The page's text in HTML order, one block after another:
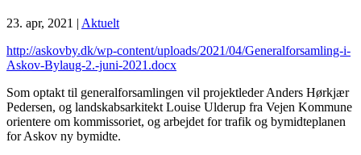
23. apr, 2021 | Aktuelt
http://askovby.dk/wp-content/uploads/2021/04/Generalforsamling-i-
Askov-Bylaug-2.-juni-2021.docx
Som optakt til generalforsamlingen vil projektleder Anders Hørkjær
Pedersen, og landskabsarkitekt Louise Ulderup fra Vejen Kommune
orientere om kommissoriet, og arbejdet for trafik og bymidteplanen
for Askov ny bymidte.